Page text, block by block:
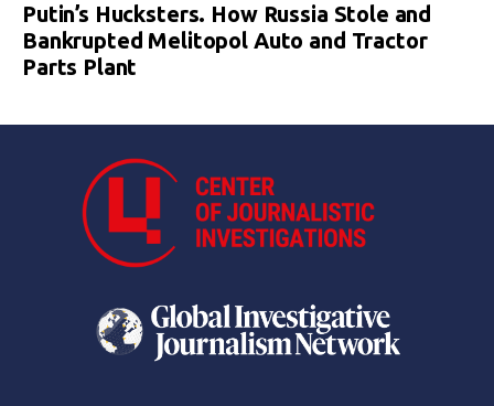
Putin’s Hucksters. How Russia Stole and
Bankrupted Melitopol Auto and Tractor
Parts Plant